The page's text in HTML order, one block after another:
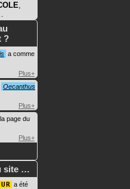
,
?
a comme
Plus+
Oecanthus
Plus+
page du
Plus+
site …
a été